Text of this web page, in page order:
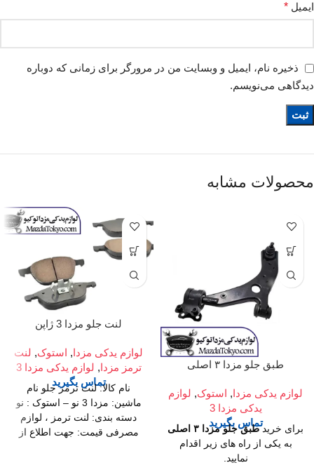
ایمیل *
ذخیره نام، ایمیل و وبسایت من در مرورگر برای زمانی که دوباره
دیدگاهی می‌نویسم.
محصولات مشابه
طبق جلو مزدا ۳ اصلی
لوازم یدکی مزدا, استوک, لوازم
یدکی مزدا 3
تماس بگیرید
برای خریدطبق جلو مزدا ۳ اصلی
به یکی از راه های زیر اقدام
نمایید.
لنت جلو مزدا 3 ژاپن
لوازم یدکی مزدا, استوک, لنت
ترمز مزدا, لوازم یدکی مزدا 3
تماس بگیرید
نام کالا: لنت ترمز جلو نام
ماشین: مزدا 3 نو – استوک : نو
دسته بندی: لنت ترمز ، لوازم
مصرفی قیمت: جهت اطلاع از